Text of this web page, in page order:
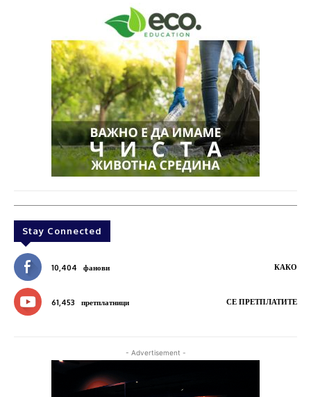
Stay Connected
10,404 фанови КАКО
61,453 претплатници СЕ ПРЕТПЛАТИТЕ
- Advertisement -